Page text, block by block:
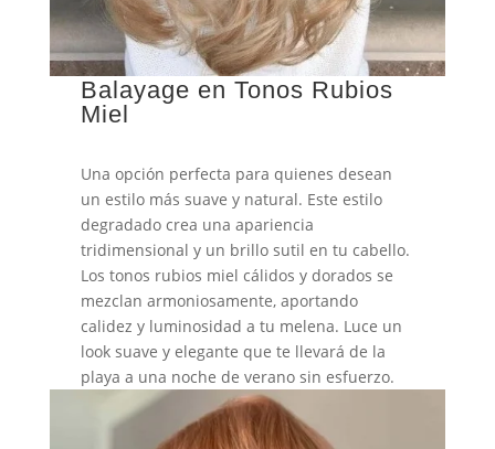
Balayage en Tonos Rubios
Miel
Una opción perfecta para quienes desean
un estilo más suave y natural. Este estilo
degradado crea una apariencia
tridimensional y un brillo sutil en tu cabello.
Los tonos rubios miel cálidos y dorados se
mezclan armoniosamente, aportando
calidez y luminosidad a tu melena. Luce un
look suave y elegante que te llevará de la
playa a una noche de verano sin esfuerzo.